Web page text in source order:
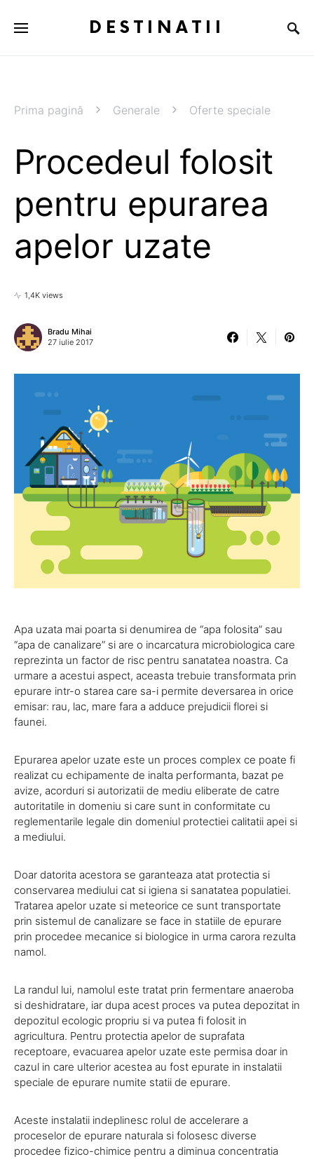
DESTINATII
Prima pagină Generale Oferte speciale
Procedeul folosit
pentru epurarea
apelor uzate
1,4K views
Bradu Mihai
27 iulie 2017
Apa uzata mai poarta si denumirea de “apa folosita” sau
“apa de canalizare” si are o incarcatura microbiologica care
reprezinta un factor de risc pentru sanatatea noastra. Ca
urmare a acestui aspect, aceasta trebuie transformata prin
epurare intr-o starea care sa-i permite deversarea in orice
emisar: rau, lac, mare fara a adduce prejudicii florei si
faunei.
Epurarea apelor uzate este un proces complex ce poate fi
realizat cu echipamente de inalta performanta, bazat pe
avize, acorduri si autorizatii de mediu eliberate de catre
autoritatile in domeniu si care sunt in conformitate cu
reglementarile legale din domeniul protectiei calitatii apei si
a mediului.
Doar datorita acestora se garanteaza atat protectia si
conservarea mediului cat si igiena si sanatatea populatiei.
Tratarea apelor uzate si meteorice ce sunt transportate
prin sistemul de canalizare se face in statiile de epurare
prin procedee mecanice si biologice in urma carora rezulta
namol.
La randul lui, namolul este tratat prin fermentare anaeroba
si deshidratare, iar dupa acest proces va putea depozitat in
depozitul ecologic propriu si va putea fi folosit in
agricultura. Pentru protectia apelor de suprafata
receptoare, evacuarea apelor uzate este permisa doar in
cazul in care ulterior acestea au fost epurate in instalatii
speciale de epurare numite statii de epurare.
Aceste instalatii indeplinesc rolul de accelerare a
proceselor de epurare naturala si folosesc diverse
procedee fizico-chimice pentru a diminua concentratia